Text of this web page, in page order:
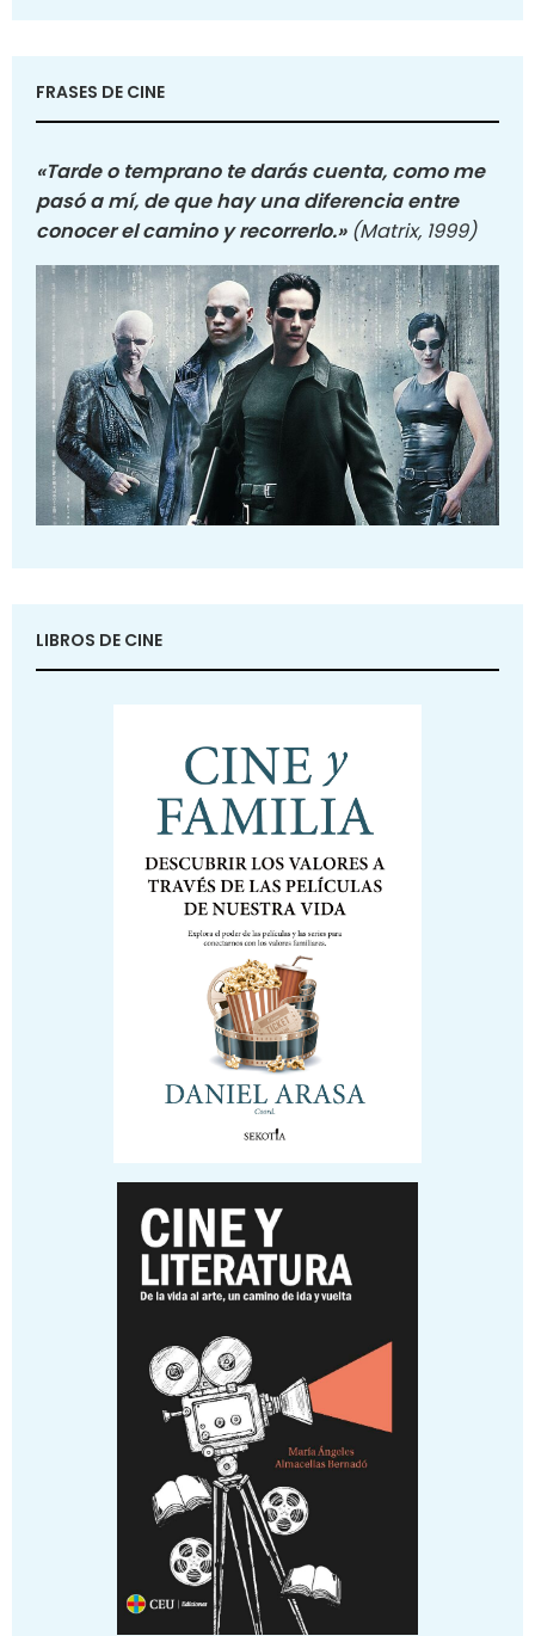
FRASES DE CINE
«Tarde o temprano te darás cuenta, como me
pasó a mí, de que hay una diferencia entre
conocer el camino y recorrerlo.» (Matrix, 1999)
LIBROS DE CINE